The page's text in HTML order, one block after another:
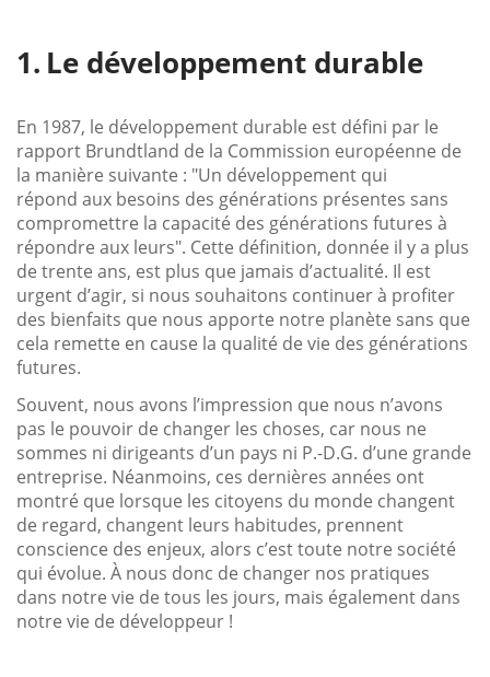
Le développement durable
En 1987, le développement durable est défini par le
rapport Brundtland de la Commission européenne de
la manière suivante : "Un développement qui
répond aux besoins des générations présentes sans
compromettre la capacité des générations futures à
répondre aux leurs". Cette définition, donnée il y a plus
de trente ans, est plus que jamais d’actualité. Il est
urgent d’agir, si nous souhaitons continuer à profiter
des bienfaits que nous apporte notre planète sans que
cela remette en cause la qualité de vie des générations
futures.
Souvent, nous avons l’impression que nous n’avons
pas le pouvoir de changer les choses, car nous ne
sommes ni dirigeants d’un pays ni P.-D.G. d’une grande
entreprise. Néanmoins, ces dernières années ont
montré que lorsque les citoyens du monde changent
de regard, changent leurs habitudes, prennent
conscience des enjeux, alors c’est toute notre société
qui évolue. À nous donc de changer nos pratiques
dans notre vie de tous les jours, mais également dans
notre vie de développeur !